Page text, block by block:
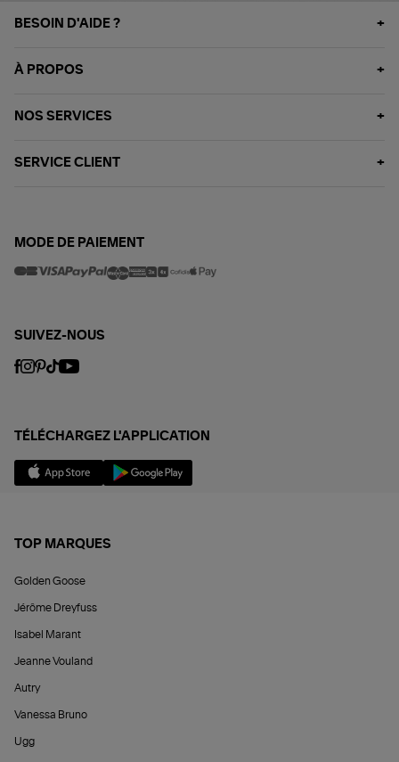
BESOIN D'AIDE ?
À PROPOS
NOS SERVICES
SERVICE CLIENT
MODE DE PAIEMENT
SUIVEZ-NOUS
TÉLÉCHARGEZ L'APPLICATION
TOP MARQUES
Golden Goose
Jérôme Dreyfuss
Isabel Marant
Jeanne Vouland
Autry
Vanessa Bruno
Ugg